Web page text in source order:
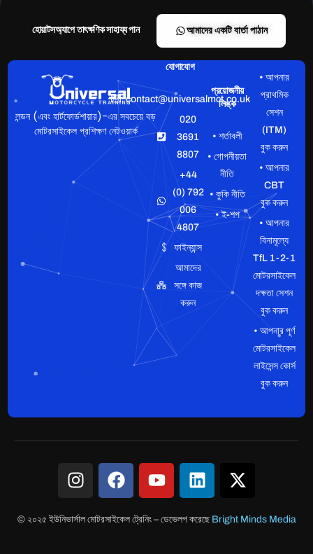
হোয়াটসঅ্যাপে তাৎক্ষণিক সাহায্য পান আমাদের একটি বার্তা পাঠান
লন্ডন (এবং হার্টফোর্ডশায়ার)-এর সবচেয়ে বড়
মোটরসাইকেল প্রশিক্ষণ নেটওয়ার্ক
যোগাযোগ
contact@universalmct.co.uk
020
3691
8807
+44
(0) 792
006
4807
ফাইন্যান্স
আমাদের
সঙ্গে কাজ
করুন
প্রয়োজনীয়
লিঙ্ক
• শর্তাবলী
• গোপনীয়তা
নীতি
• কুকি নীতি
• ই-শপ
• আপনার
প্রাথমিক
সেশন
(ITM)
বুক করুন
• আপনার
CBT
বুক করুন
• আপনার
বিনামূল্যে
TfL 1-2-1
মোটরসাইকেল
দক্ষতা সেশন
বুক করুন
• আপনার পূর্ণ
মোটরসাইকেল
লাইসেন্স কোর্স
বুক করুন
© ২০২৫ ইউনিভার্সাল মোটরসাইকেল ট্রেনিং– ডেভেলপ করেছে Bright Minds Media